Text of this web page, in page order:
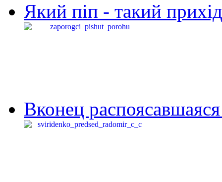
Який піп - такий
Вконец